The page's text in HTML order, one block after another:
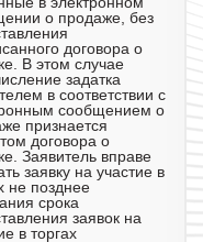
о продаже, без
договора о
В этом случае
задатка
в соответствии с
сообщением о
признается
договора о
Заявитель вправе
заявку на участие в
не позднее
срока
заявок на
в торгах